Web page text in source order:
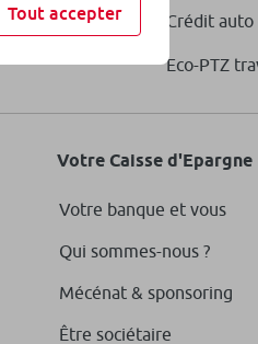
Crédit auto
Eco-PTZ
Votre Caisse d'Epargne
Votre banque et vous
Qui sommes-nous ?
Mécénat & sponsoring
Être sociétaire
Tout accepter